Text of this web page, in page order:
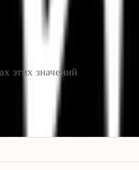
этих значений